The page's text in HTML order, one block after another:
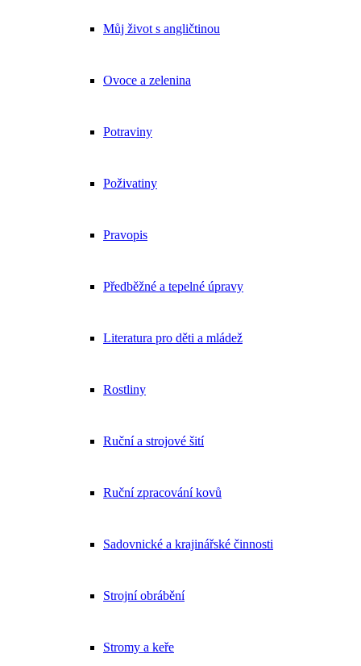
Můj život s angličtinou
Ovoce a zelenina
Potraviny
Poživatiny
Pravopis
Předběžné a tepelné úpravy
Literatura pro děti a mládež
Rostliny
Ruční a strojové šití
Ruční zpracování kovů
Sadovnické a krajinářské činnosti
Strojní obrábění
Stromy a keře